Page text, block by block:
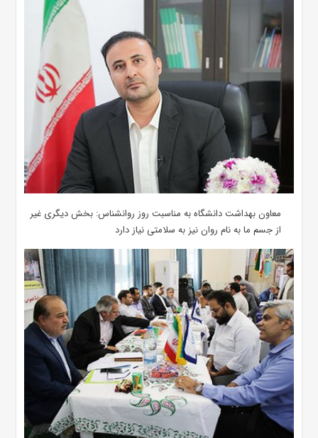
معاون بهداشت دانشگاه به مناسبت روز روانشناس: بخش دیگری غیر
از جسم ما به نام روان نیز به سلامتی نیاز دارد